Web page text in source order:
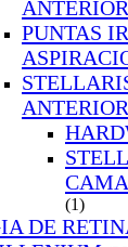
ANTERIOR
PUNTAS
ANTERIOR
(1)
DE